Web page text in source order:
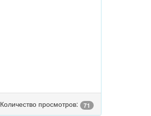
Количество просмотров: 71